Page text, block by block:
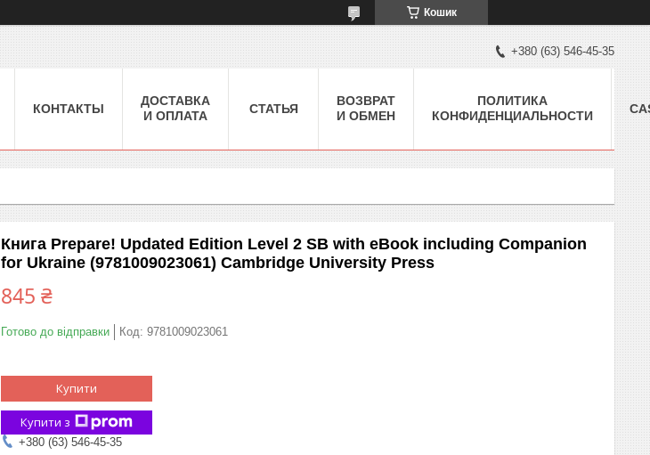
Кошик
+380 (63) 546-45-35
КОНТАКТЫ
ДОСТАВКА
И ОПЛАТА
СТАТЬЯ
ВОЗВРАТ
И ОБМЕН
ПОЛИТИКА
КОНФИДЕНЦИАЛЬНОСТИ
Книга Prepare! Updated Edition Level 2 SB with eBook including Companion
for Ukraine (9781009023061) Cambridge University Press
845 ₴
Готово до відправки Код: 9781009023061
Купити
Купити з
+380 (63) 546-45-35